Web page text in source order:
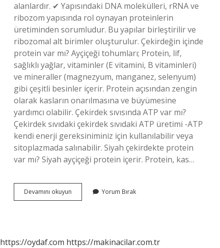
alanlardır. ✔ Yapısındaki DNA molekülleri, rRNA ve
ribozom yapısında rol oynayan proteinlerin
üretiminden sorumludur. Bu yapılar birleştirilir ve
ribozomal alt birimler oluşturulur. Çekirdeğin içinde
protein var mı? Ayçiçeği tohumları; Protein, lif,
sağlıklı yağlar, vitaminler (E vitamini, B vitaminleri)
ve mineraller (magnezyum, manganez, selenyum)
gibi çeşitli besinler içerir. Protein açısından zengin
olarak kasların onarılmasına ve büyümesine
yardımcı olabilir. Çekirdek sıvısında ATP var mı?
Çekirdek sıvıdaki çekirdek sıvıdaki ATP üretimi -ATP
kendi enerji gereksiniminiz için kullanılabilir veya
sitoplazmada salınabilir. Siyah çekirdekte protein
var mı? Siyah ayçiçeği protein içerir. Protein, kas…
Devamını okuyun Çekirdek
Sıvısında
Yorum Bırak
https://oydaf.com https://makinacilar.com.tr